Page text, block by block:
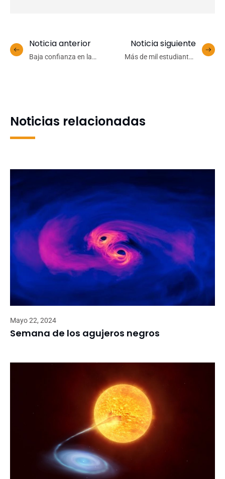
Noticia anterior
Baja confianza en la
Noticia siguiente
Más de mil estudiantes
Noticias relacionadas
Mayo 22, 2024
Semana de los agujeros negros